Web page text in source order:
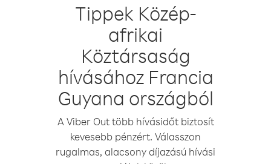
Tippek Közép-
afrikai
Köztársaság
hívásához Francia
Guyana országból
A Viber Out több hívásidőt biztosít
kevesebb pénzért. Válasszon
rugalmas, alacsony díjazású hívási